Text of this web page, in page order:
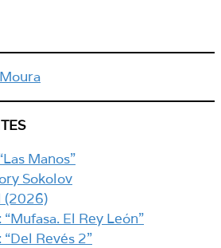
Manos”
Sokolov
(2026)
El Rey León”
Revés 2”